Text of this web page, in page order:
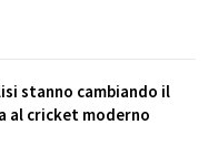
stanno cambiando il
al cricket moderno